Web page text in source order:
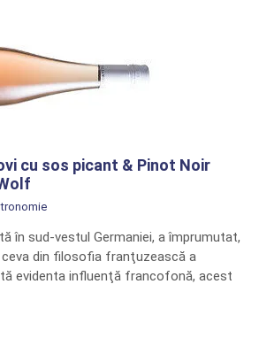
cu sos picant & Pinot Noir
în sud-vestul Germaniei, a împrumutat,
din filosofia franţuzească a
evidenta influenţă francofonă, acest